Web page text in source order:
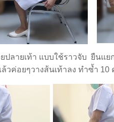
ท้า แบบใช้ราวจับ ยืนแยกข
วค่อยๆวางส้นเท้าลง ทำซ้ำ 10